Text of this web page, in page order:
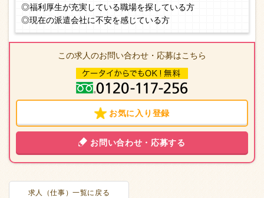
◎福利厚生が充実している職場を探している方
◎現在の派遣会社に不安を感じている方
この求人のお問い合わせ・応募はこちら
お気に入り登録
お問い合わせ・応募する
求人（仕事）一覧に戻る